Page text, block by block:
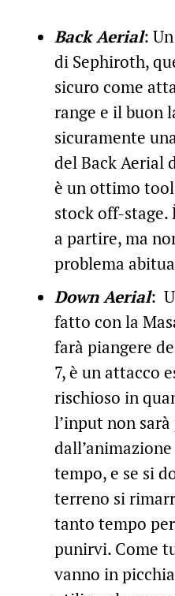
Back Aerial:
di Sephiroth,
sicuro come
range e il buon
sicuramente
del Back Aerial
è un ottimo
stock off-stage.
a partire, ma
problema
Down Aerial:
fatto con la
farà piangere
7, è un attacco
rischioso in
l’input non
tempo, e se si
terreno si
tanto tempo
punirvi. Come
vanno in